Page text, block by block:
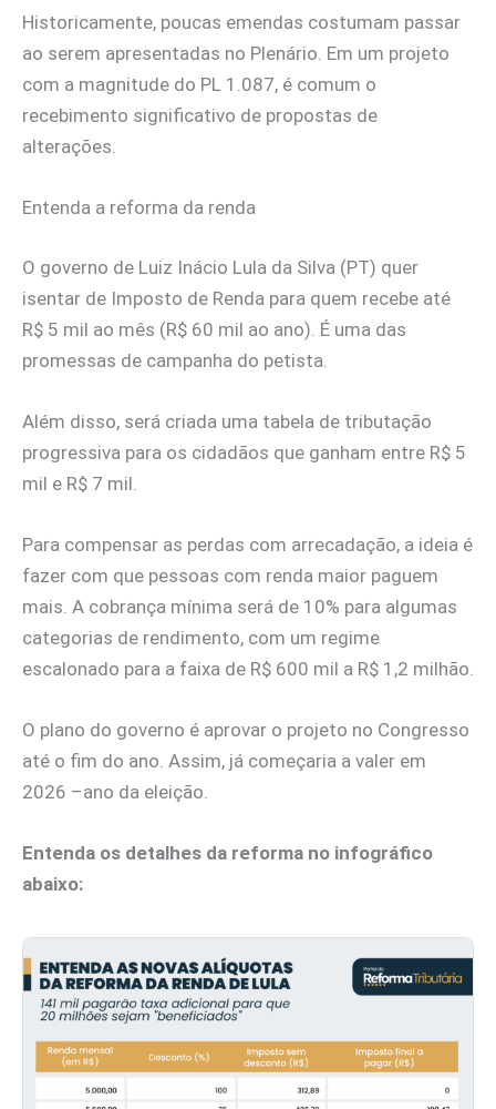
Historicamente, poucas emendas costumam passar
ao serem apresentadas no Plenário. Em um projeto
com a magnitude do PL 1.087, é comum o
recebimento significativo de propostas de
alterações.
Entenda a reforma da renda
O governo de Luiz Inácio Lula da Silva (PT) quer
isentar de Imposto de Renda para quem recebe até
R$ 5 mil ao mês (R$ 60 mil ao ano). É uma das
promessas de campanha do petista.
Além disso, será criada uma tabela de tributação
progressiva para os cidadãos que ganham entre R$ 5
mil e R$ 7 mil.
Para compensar as perdas com arrecadação, a ideia é
fazer com que pessoas com renda maior paguem
mais. A cobrança mínima será de 10% para algumas
categorias de rendimento, com um regime
escalonado para a faixa de R$ 600 mil a R$ 1,2 milhão.
O plano do governo é aprovar o projeto no Congresso
até o fim do ano. Assim, já começaria a valer em
2026 –ano da eleição.
Entenda os detalhes da reforma no infográfico
abaixo: